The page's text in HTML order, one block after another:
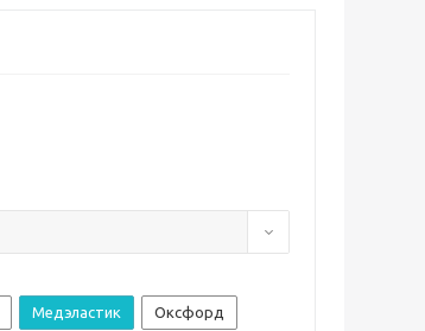
Медэластик Оксфорд